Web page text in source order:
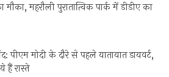
महरौली पुरातात्विक पार्क में डीडीए का
पीएम मोदी के दौरे से पहले यातायात डायवर्ट,
हैं रास्ते